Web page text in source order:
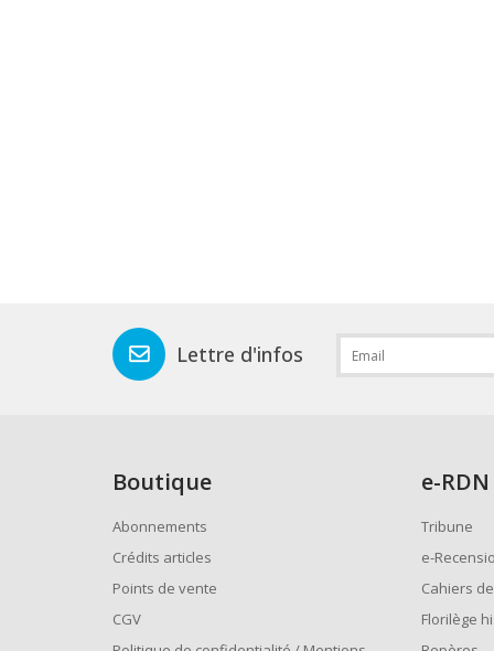
Lettre d'infos
Boutique
Abonnements
Crédits articles
Points de vente
CGV
e-RDN
Tribune
e-
Cahiers
Florilège